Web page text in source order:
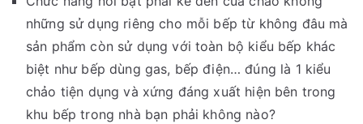
những sử dụng riêng cho mỗi bếp từ không đâu mà
sản phẩm còn sử dụng với toàn bộ kiểu bếp khác
biệt như bếp dùng gas, bếp điện… đúng là 1 kiểu
chảo tiện dụng và xứng đáng xuất hiện bên trong
khu bếp trong nhà bạn phải không nào?